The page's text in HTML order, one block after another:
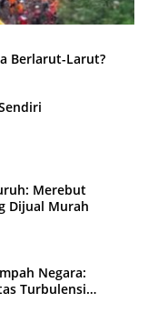
Berlarut-Larut?
Merebut
Dijual Murah
Negara:
Turbulensi